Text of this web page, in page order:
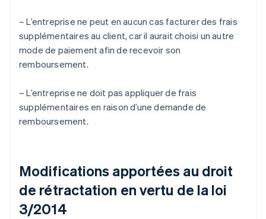
– L’entreprise ne peut en aucun cas facturer des frais
supplémentaires au client, car il aurait choisi un autre
mode de paiement afin de recevoir son
remboursement.
– L’entreprise ne doit pas appliquer de frais
supplémentaires en raison d’une demande de
remboursement.
Modifications apportées au droit
de rétractation en vertu de la loi
3/2014